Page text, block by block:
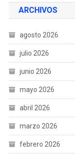
ARCHIVOS
agosto 2026
julio 2026
junio 2026
mayo 2026
abril 2026
marzo 2026
febrero 2026